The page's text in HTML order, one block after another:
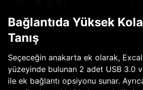
Bağlantıda Yüksek
Tanış
Seçeceğin anakarta ek olarak,
yüzeyinde bulunan 2 adet USB 3.0
ile ek bağlantı opsiyonu sunar.